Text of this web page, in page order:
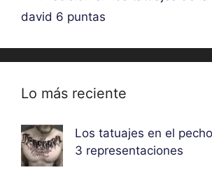
david 6 puntas
Lo más reciente
Los tatuajes en el
3 representaciones